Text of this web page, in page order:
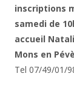
inscriptions
samedi de
accueil
Mons en
Tel 07/49/01/